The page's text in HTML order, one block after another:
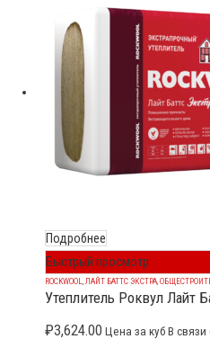
Подробнее
Быстрый просмотр
ROCKWOOL ЛАЙТ БАТТС ЭКСТРА
Утеплитель Роквул Лайт
₽3,624.00 Цена за куб В